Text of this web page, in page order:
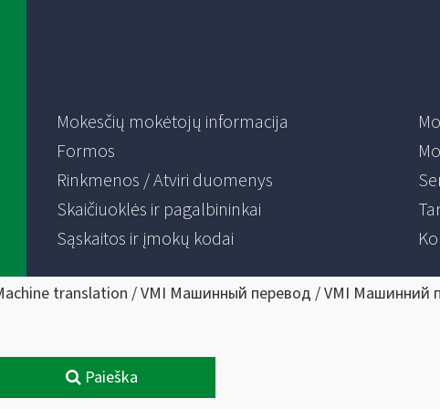
Mokesčių mokėtojų informacija
Formos
Rinkmenos / Atviri duomenys
Skaičiuoklės ir pagalbininkai
Sąskaitos ir įmokų kodai
translation / VMI Машинный перевод / VMI Машинний
Paieška